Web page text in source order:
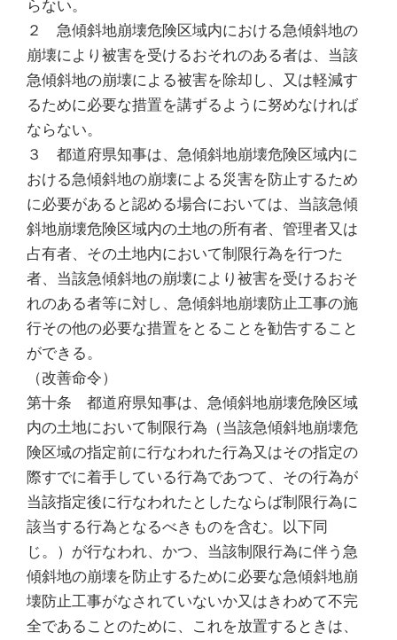
らない。
２ 急傾斜地崩壊危険区域内における急傾斜地の
崩壊により被害を受けるおそれのある者は、当該
急傾斜地の崩壊による被害を除却し、又は軽減す
るために必要な措置を講ずるように努めなければ
ならない。
３ 都道府県知事は、急傾斜地崩壊危険区域内に
おける急傾斜地の崩壊による災害を防止するため
に必要があると認める場合においては、当該急傾
斜地崩壊危険区域内の土地の所有者、管理者又は
占有者、その土地内において制限行為を行つた
者、当該急傾斜地の崩壊により被害を受けるおそ
れのある者等に対し、急傾斜地崩壊防止工事の施
行その他の必要な措置をとることを勧告すること
ができる。
（改善命令）
第十条 都道府県知事は、急傾斜地崩壊危険区域
内の土地において制限行為（当該急傾斜地崩壊危
険区域の指定前に行なわれた行為又はその指定の
際すでに着手している行為であつて、その行為が
当該指定後に行なわれたとしたならば制限行為に
該当する行為となるべきものを含む。以下同
じ。）が行なわれ、かつ、当該制限行為に伴う急
傾斜地の崩壊を防止するために必要な急傾斜地崩
壊防止工事がなされていないか又はきわめて不完
全であることのために、これを放置するときは、